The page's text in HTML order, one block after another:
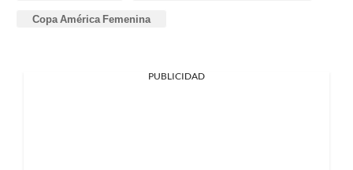
Copa América Femenina
PUBLICIDAD